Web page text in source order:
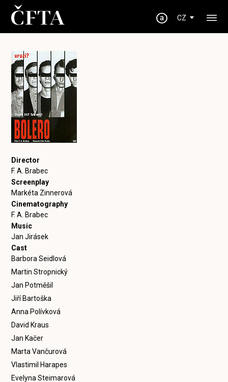
CZ
Director
F. A. Brabec
Screenplay
Markéta Zinnerová
Cinematography
F. A. Brabec
Music
Jan Jirásek
Cast
Barbora Seidlová
Martin Stropnický
Jan Potměšil
Jiří Bartoška
Anna Polívková
David Kraus
Jan Kačer
Marta Vančurová
Vlastimil Harapes
Evelyna Steimarová